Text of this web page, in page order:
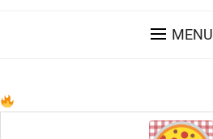
MENU